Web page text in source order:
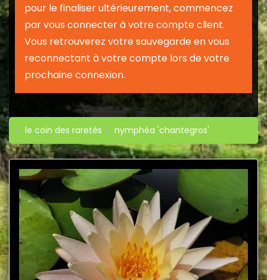
pour le finaliser ultérieurement, commencez
par vous connecter à votre compte client.
Vous retrouverez votre sauvegarde en vous
reconnectant à votre compte lors de votre
prochaine connexion.
le coin des raretés nymphéa 'chantegros'